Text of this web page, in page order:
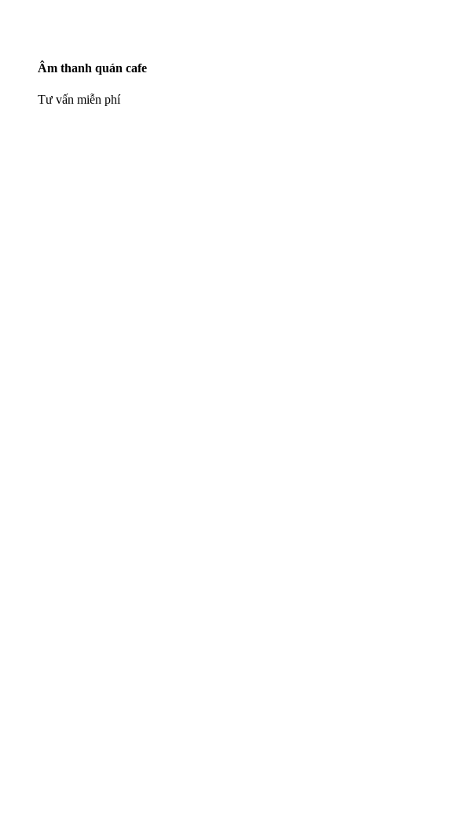
Âm thanh quán cafe
Tư vấn miễn phí